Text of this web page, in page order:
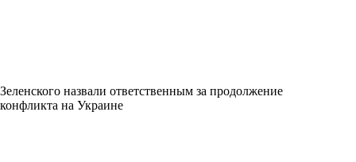
Зеленского назвали ответственным за продолжение
конфликта на Украине